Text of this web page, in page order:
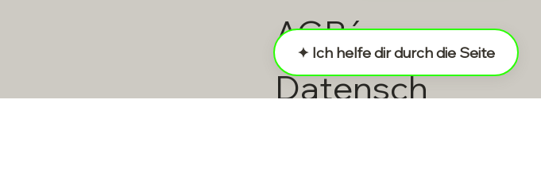
Datensch
AGB´s
✦ Ich helfe dir durch die Seite